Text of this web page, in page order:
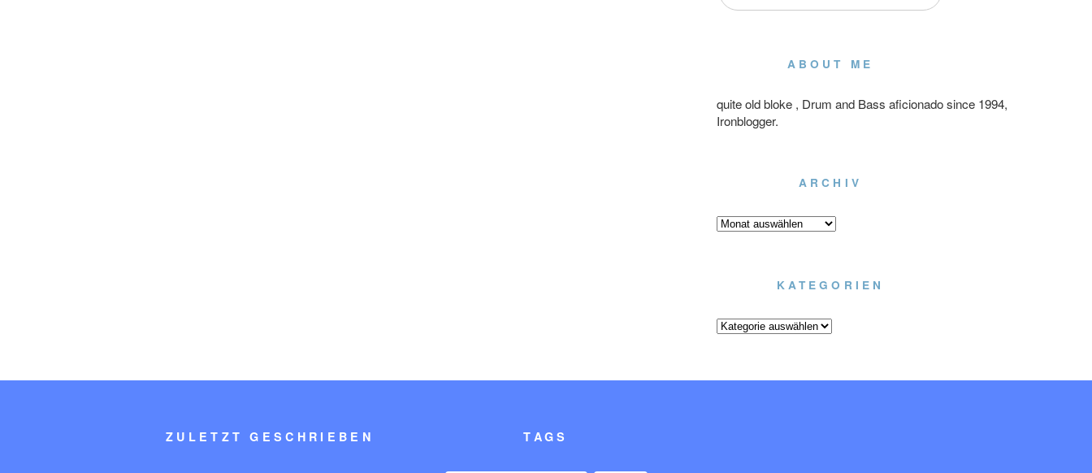
ABOUT ME
quite old bloke , Drum and Bass aficionado since 1994,
Ironblogger.
ARCHIV
Archiv
KATEGORIEN
Kategorien
ZULETZT GESCHRIEBEN TAGS